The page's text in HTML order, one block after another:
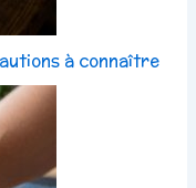
à connaître